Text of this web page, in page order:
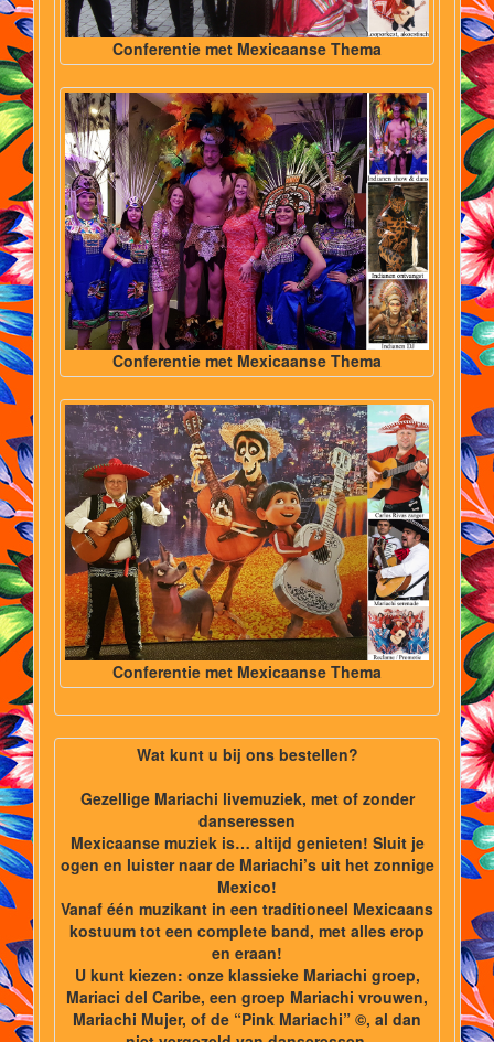
Conferentie met Mexicaanse Thema
Conferentie met Mexicaanse Thema
Conferentie met Mexicaanse Thema
Wat kunt u bij ons bestellen?
Gezellige Mariachi livemuziek, met of zonder
danseressen
Mexicaanse muziek is… altijd genieten! Sluit je
ogen en luister naar de Mariachi’s uit het zonnige
Mexico!
Vanaf één muzikant in een traditioneel Mexicaans
kostuum tot een complete band, met alles erop
en eraan!
U kunt kiezen: onze klassieke Mariachi groep,
Mariaci del Caribe, een groep Mariachi vrouwen,
Mariachi Mujer, of de “Pink Mariachi” ©, al dan